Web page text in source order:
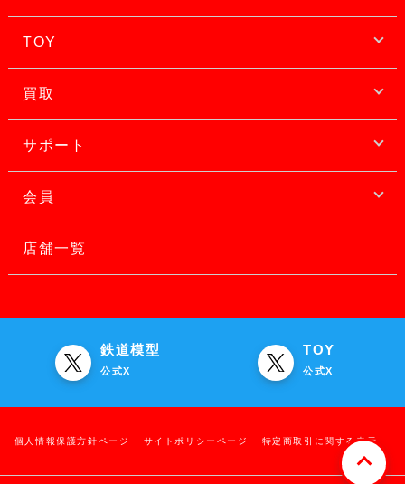
TOY
買取
サポート
会員
店舗一覧
鉄道模型
公式X
TOY
公式X
個人情報保護方針ページ サイトポリシーページ 特定商取引に関する表示